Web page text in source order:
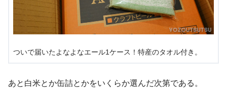
ついで届いたよなよなエール1ケース！特産のタオル付き。
あと白米とか缶詰とかをいくらか選んだ次第である。